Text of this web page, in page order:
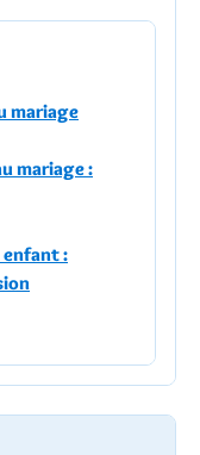
mariage
mariage :
enfant :